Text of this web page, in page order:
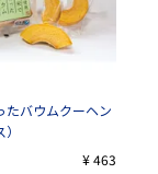
たバウムクーヘン
¥ 463